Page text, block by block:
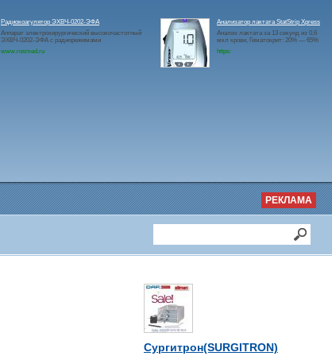
Радиокоагулятор ЭХВЧ-0202-ЭФА
Аппарат электрохирургический высокочастотный
ЭХВЧ-0202-ЭФА с радиорежимами
www.rosmed.ru
Анализатор лактата StatStrip Xpress
Анализ лактата за 13 секунд из 0,6
мкл крови, Гематокрит: 20% — 65%
https:
РЕКЛАМА
Сургитрон(SURGITRON)